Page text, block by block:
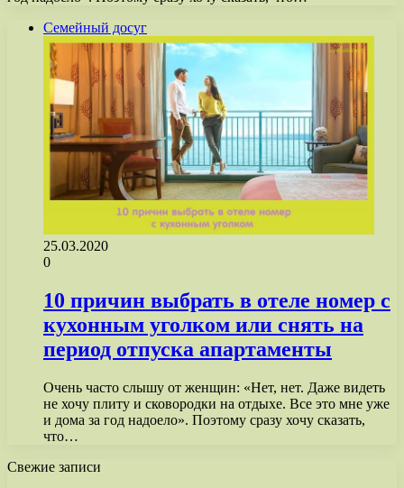
Семейный досуг
25.03.2020
0
10 причин выбрать в отеле номер с
кухонным уголком или снять на
период отпуска апартаменты
Очень часто слышу от женщин: «Нет, нет. Даже видеть
не хочу плиту и сковородки на отдыхе. Все это мне уже
и дома за год надоело». Поэтому сразу хочу сказать,
что…
Свежие записи